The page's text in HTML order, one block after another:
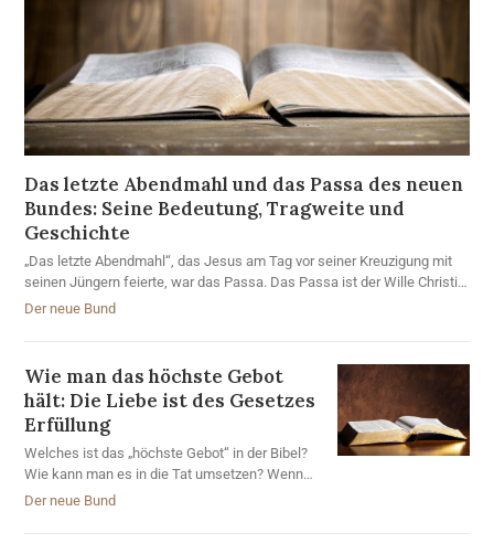
Das letzte Abendmahl und das Passa des neuen
Bundes: Seine Bedeutung, Tragweite und
Geschichte
„Das letzte Abendmahl“, das Jesus am Tag vor seiner Kreuzigung mit
seinen Jüngern feierte, war das Passa. Das Passa ist der Wille Christi
und die Wahrheit, die die Verheißung des ewigen Lebens beinhaltet.
Der neue Bund
Wie man das höchste Gebot
hält: Die Liebe ist des Gesetzes
Erfüllung
Welches ist das „höchste Gebot“ in der Bibel?
Wie kann man es in die Tat umsetzen? Wenn
man das Prinzip der Liebe erkennt, das im
Der neue Bund